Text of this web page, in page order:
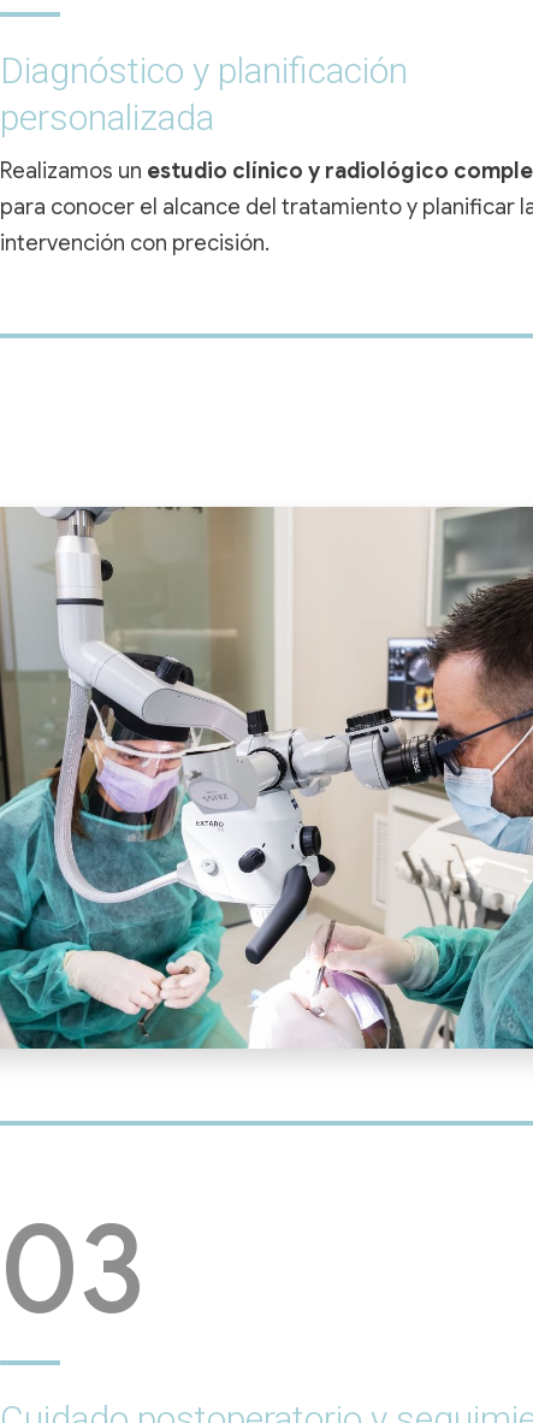
Diagnóstico y planificación
personalizada
Realizamos un estudio clínico y radiológico
para conocer el alcance del tratamiento y planificar
intervención con precisión.
03